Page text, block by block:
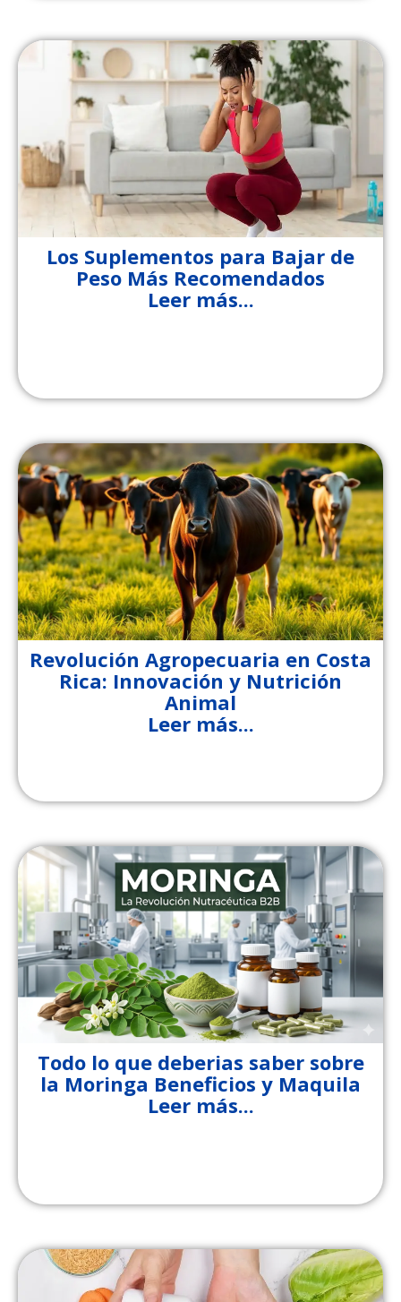
Los Suplementos para Bajar de
Peso Más Recomendados
Leer más...
Revolución Agropecuaria en Costa
Rica: Innovación y Nutrición
Animal
Leer más...
Todo lo que deberias saber sobre
la Moringa Beneficios y Maquila
Leer más...